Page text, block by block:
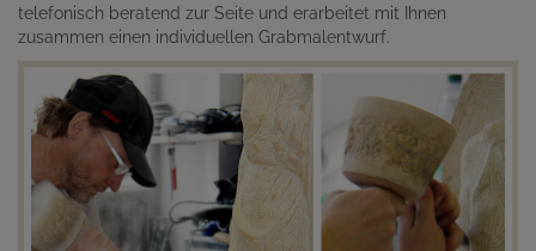
telefonisch beratend zur Seite und erarbeitet mit Ihnen
zusammen einen individuellen Grabmalentwurf.